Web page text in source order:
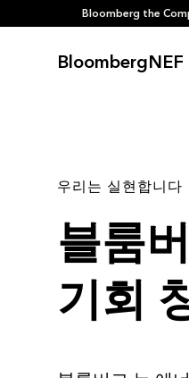
to
Bloomberg the
BloombergNEF
우리는 실현합니다
블룸
기회